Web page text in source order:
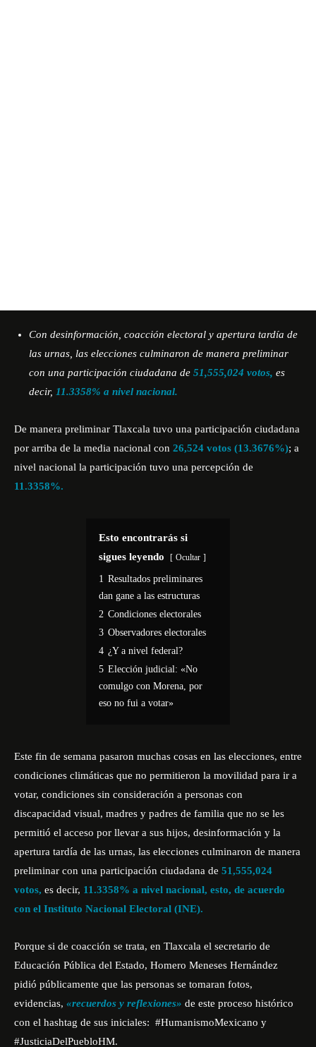
Con desinformación, coacción electoral y apertura tardía de
las urnas, las elecciones culminaron de manera preliminar
con una participación ciudadana de 51,555,024 votos, es
decir, 11.3358% a nivel nacional.
De manera preliminar Tlaxcala tuvo una participación ciudadana
por arriba de la media nacional con 26,524 votos (13.3676%); a
nivel nacional la participación tuvo una percepción de
11.3358%.
Esto encontrarás si
sigues leyendo
Ocultar
1 Resultados preliminares
dan gane a las estructuras
2 Condiciones electorales
3 Observadores electorales
4 ¿Y a nivel federal?
5 Elección judicial: «No
comulgo con Morena, por
eso no fui a votar»
Este fin de semana pasaron muchas cosas en las elecciones, entre
condiciones climáticas que no permitieron la movilidad para ir a
votar, condiciones sin consideración a personas con
discapacidad visual, madres y padres de familia que no se les
permitió el acceso por llevar a sus hijos, desinformación y la
apertura tardía de las urnas, las elecciones culminaron de manera
preliminar con una participación ciudadana de 51,555,024
votos, es decir, 11.3358% a nivel nacional, esto, de acuerdo
con el Instituto Nacional Electoral (INE).
Porque si de coacción se trata, en Tlaxcala el secretario de
Educación Pública del Estado, Homero Meneses Hernández
pidió públicamente que las personas se tomaran fotos,
evidencias, «recuerdos y reflexiones» de este proceso histórico
con el hashtag de sus iniciales: #HumanismoMexicano y
#JusticiaDelPuebloHM.